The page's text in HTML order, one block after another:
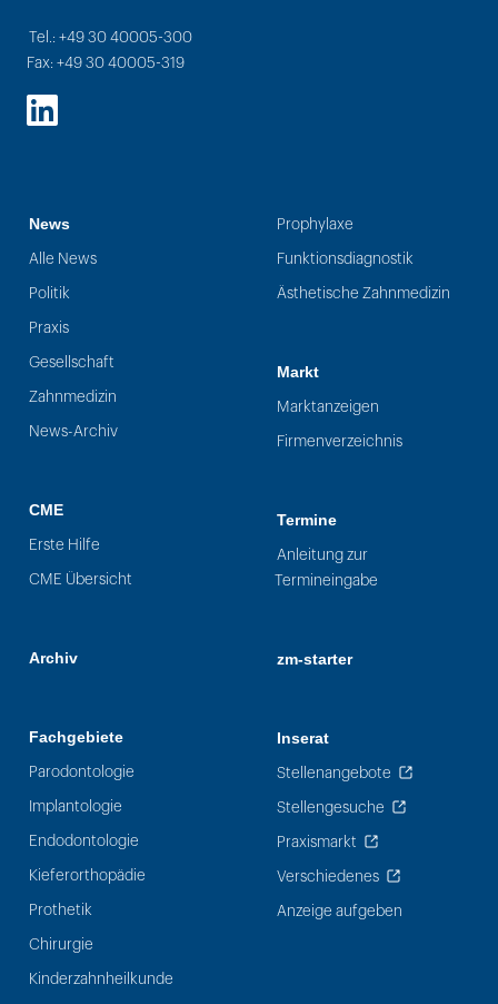
Tel.: +49 30 40005-300
Fax: +49 30 40005-319
LinkedIn
News
Alle News
Politik
Praxis
Gesellschaft
Zahnmedizin
News-Archiv
CME
Erste Hilfe
CME Übersicht
Archiv
Fachgebiete
Parodontologie
Implantologie
Endodontologie
Kieferorthopädie
Prothetik
Chirurgie
Kinderzahnheilkunde
Prophylaxe
Funktionsdiagnostik
Ästhetische Zahnmedizin
Markt
Marktanzeigen
Firmenverzeichnis
Termine
Anleitung zur
Termineingabe
zm-starter
Inserat
Stellenangebote
Stellengesuche
Praxismarkt
Verschiedenes
Anzeige aufgeben